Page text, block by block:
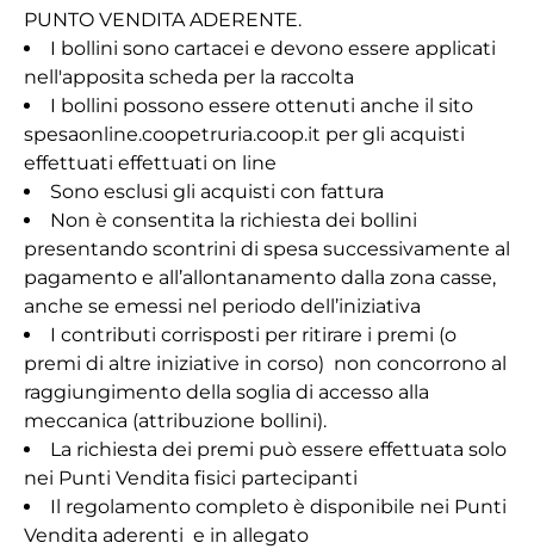
PUNTO VENDITA ADERENTE.
I bollini sono cartacei e devono essere applicati
nell'apposita scheda per la raccolta
I bollini possono essere ottenuti anche il sito
spesaonline.coopetruria.coop.it per gli acquisti
effettuati effettuati on line
Sono esclusi gli acquisti con fattura
Non è consentita la richiesta dei bollini
presentando scontrini di spesa successivamente al
pagamento e all’allontanamento dalla zona casse,
anche se emessi nel periodo dell’iniziativa
I contributi corrisposti per ritirare i premi (o
premi di altre iniziative in corso) non concorrono al
raggiungimento della soglia di accesso alla
meccanica (attribuzione bollini).
La richiesta dei premi può essere effettuata solo
nei Punti Vendita fisici partecipanti
Il regolamento completo è disponibile nei Punti
Vendita aderenti e in allegato